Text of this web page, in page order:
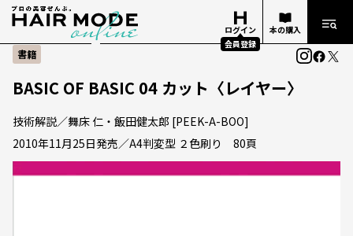
ログイン
会員登録
本の購入
書籍
BASIC OF BASIC 04 カット〈レイヤー〉
技術解説／舞床 仁・飯田健太郎 [PEEK-A-BOO]
2010年11月25日発売／A4判変型 ２色刷り 80頁